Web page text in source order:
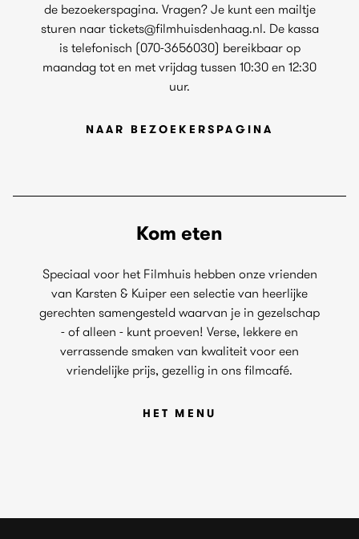
de bezoekerspagina. Vragen? Je kunt een mailtje
sturen naar tickets@filmhuisdenhaag.nl. De kassa
is telefonisch (070-3656030) bereikbaar op
maandag tot en met vrijdag tussen 10:30 en 12:30
uur.
NAAR BEZOEKERSPAGINA
Kom eten
Speciaal voor het Filmhuis hebben onze vrienden
van Karsten & Kuiper een selectie van heerlijke
gerechten samengesteld waarvan je in gezelschap
- of alleen - kunt proeven! Verse, lekkere en
verrassende smaken van kwaliteit voor een
vriendelijke prijs, gezellig in ons filmcafé.
HET MENU